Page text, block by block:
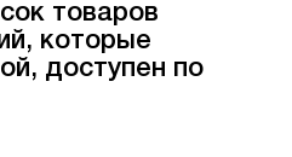
товаров
которые
доступен по